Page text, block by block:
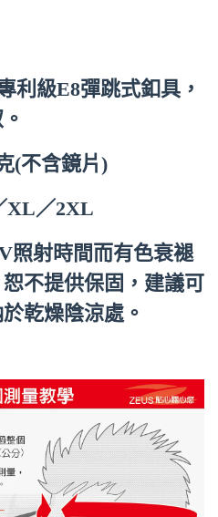
級E8彈跳式釦具，
(不含鏡片)
XL／2XL
照射時間而有色衰褪
不提供保固，建議可
乾燥陰涼處。